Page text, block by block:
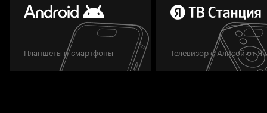
Планшеты и смартфоны Телевизор с Алисой от